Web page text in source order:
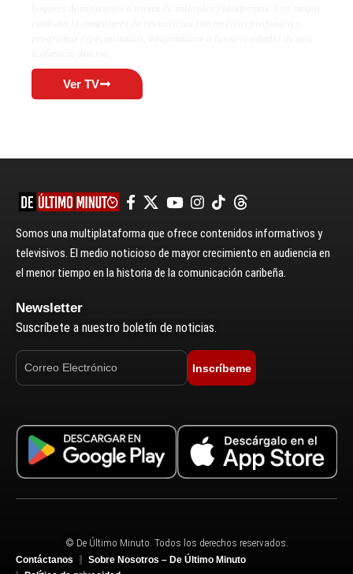
Ver TV
Somos una multiplataforma que ofrece contenidos informativos y
televisivos. El medio noticioso de mayor crecimiento en audiencia en
el menor tiempo en la historia de la comunicación caribeña.
Newsletter
Suscríbete a nuestro boletín de noticias.
Inscríbeme
© De Último Minuto. Todos los derechos reservados.
Contáctanos
Sobre Nosotros – De Último Minuto